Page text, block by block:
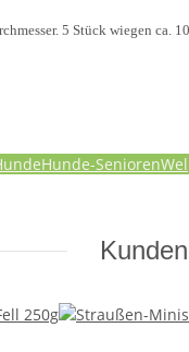
5 Stück wiegen ca.
Hunde-Senioren